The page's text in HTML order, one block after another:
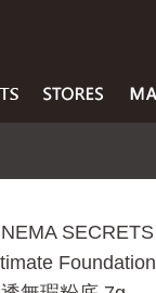
SECRETS
Foundation